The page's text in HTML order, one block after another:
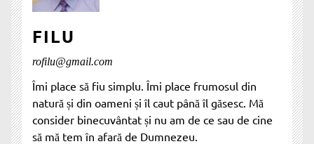
FILU
rofilu@gmail.com
Îmi place să fiu simplu. Îmi place frumosul din
natură și din oameni și îl caut până îl găsesc. Mă
consider binecuvântat și nu am de ce sau de cine
să mă tem în afară de Dumnezeu.